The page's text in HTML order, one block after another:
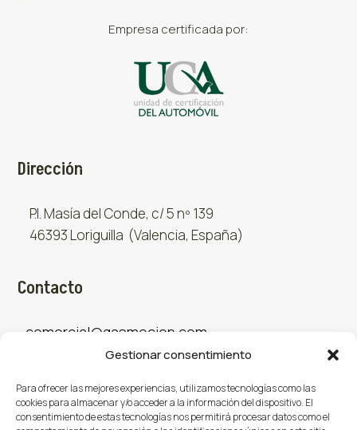
Gestionar consentimiento
Para ofrecer las mejores experiencias, utilizamos tecnologías como las
cookies para almacenar y/o acceder a la información del dispositivo. El
consentimiento de estas tecnologías nos permitirá procesar datos como el
Empresa certificada por:
Dirección
P.I. Masía del Conde, c/ 5 nº 139
46393 Loriguilla (Valencia, España)
Contacto
comercial@gasmocion.com